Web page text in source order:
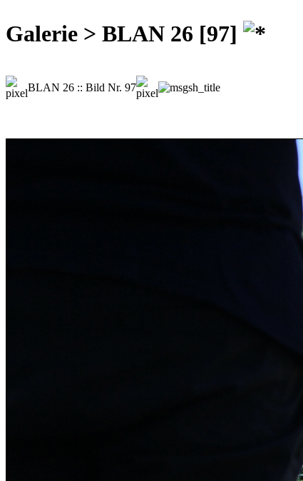
Galerie > BLAN 26 [97]
BLAN 26 :: Bild Nr. 97